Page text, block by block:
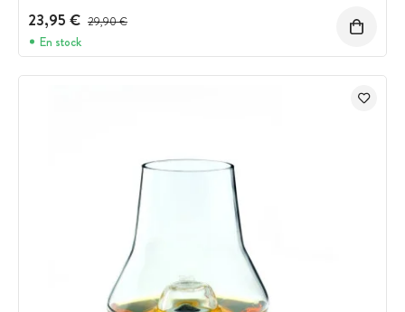
23,95 € Prix avant réduction :
29,90 €
En stock